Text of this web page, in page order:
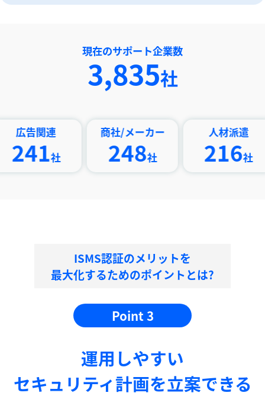
現在のサポート企業数
4,049社
連
社
商社/メーカー
社
人材派遣
社
ISMS認証のメリットを
最大化するためのポイントとは?
Point 3
運⽤しやすい
セキュリティ計画を⽴案できる